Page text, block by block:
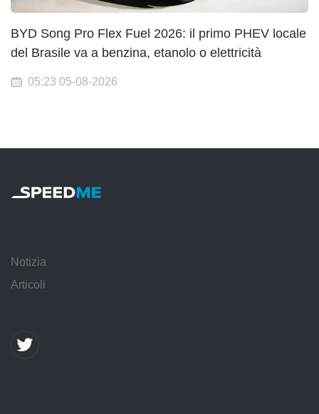
BYD Song Pro Flex Fuel 2026: il primo PHEV locale
del Brasile va a benzina, etanolo o elettricità
05:23 05-08-2026
Notizia
Articoli